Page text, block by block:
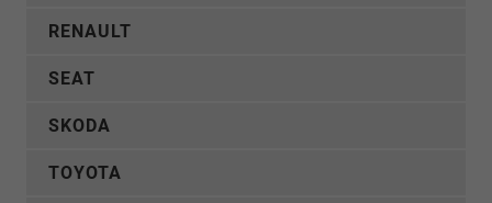
RENAULT
SEAT
SKODA
TOYOTA